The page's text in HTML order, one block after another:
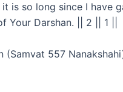
is so long since I have
Your Darshan. || 2 || 1 ||
(Samvat 557